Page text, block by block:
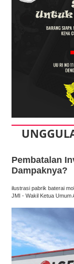
Pembatalan
Dampaknya?
ilustrasi pabrik baterai
JMI - Wakil Ketua Umum